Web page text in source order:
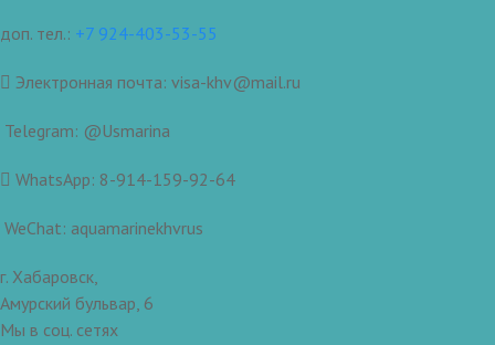
доп. тел.: +7 924-403-53-55
Электронная почта: visa-khv@mail.ru
Telegram: @Usmarina
WhatsApp: 8-914-159-92-64
WeChat: aquamarinekhvrus
г. Хабаровск,
Амурский бульвар, 6
Мы в соц. сетях